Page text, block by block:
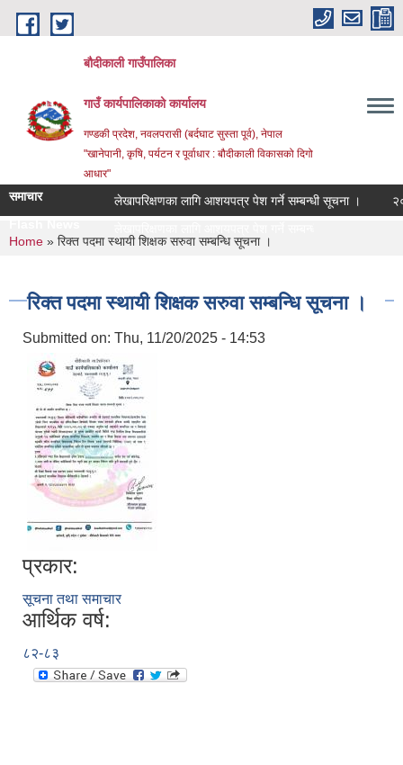
Skip to main content
बौदीकाली गाउँपालिका
गाउँ कार्यपालिकाको कार्यालय
गण्डकी प्रदेश, नवलपरासी (बर्दघाट सुस्ता पूर्व), नेपाल
"खानेपानी, कृषि, पर्यटन र पूर्वाधार : बौदीकाली विकासको दिगो
आधार"
समाचार लेखापरिक्षणका लागि आशयपत्र पेश गर्ने सम्बन्धी सूचना ।
२०८३
You are here
Home » रिक्त पदमा स्थायी शिक्षक सरुवा सम्बन्धि सूचना ।
रिक्त पदमा स्थायी शिक्षक सरुवा सम्बन्धि सूचना ।
Submitted on: Thu, 11/20/2025 - 14:53
प्रकार:
सूचना तथा समाचार
आर्थिक वर्ष:
८२-८३